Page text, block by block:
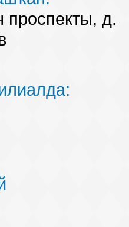
проспекты, д.